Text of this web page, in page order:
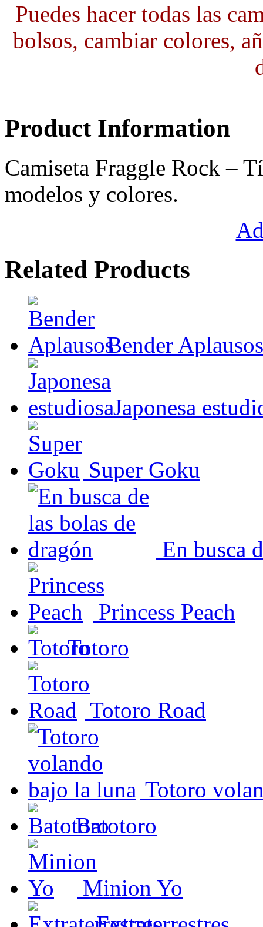
Puedes hacer todas las
bolsos, cambiar colores,
Product Information
Camiseta Fraggle Rock –
modelos y colores.
Related Products
Bender Aplausos
Japonesa
Super Goku
En busca
Princess Peach
Totoro
Totoro Road
Totoro
Batotoro
Minion Yo